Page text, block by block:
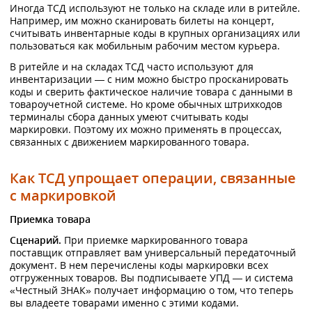
Иногда ТСД используют не только на складе или в ритейле.
Например, им можно сканировать билеты на концерт,
считывать инвентарные коды в крупных организациях или
пользоваться как мобильным рабочим местом курьера.
В ритейле и на складах ТСД часто используют для
инвентаризации — с ним можно быстро просканировать
коды и сверить фактическое наличие товара с данными в
товароучетной системе. Но кроме обычных штрихкодов
терминалы сбора данных умеют считывать коды
маркировки. Поэтому их можно применять в процессах,
связанных с движением маркированного товара.
Как ТСД упрощает операции, связанные
с маркировкой
Приемка товара
Сценарий. При приемке маркированного товара
поставщик отправляет вам универсальный передаточный
документ. В нем перечислены коды маркировки всех
отгруженных товаров. Вы подписываете УПД — и система
«Честный ЗНАК» получает информацию о том, что теперь
вы владеете товарами именно с этими кодами.